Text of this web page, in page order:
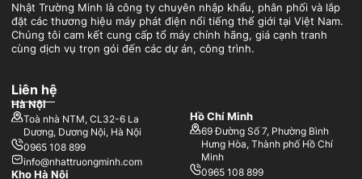
Nhật Trường Minh là công ty chuyên nhập khẩu, phân phối và lắp
đặt các thương hiệu máy phát điện nổi tiếng thế giới tại Việt Nam.
Chúng tôi cam kết cung cấp tổ máy chính hãng, giá cạnh tranh
cùng dịch vụ trọn gói đến các dự án, công trình.
Liên hệ
Hà Nội
Toà nhà NTM, CL32-6 La
Dương, Dương Nội, Hà Nội
0965 108 899
info@nhattruongminh.com
Kho Hà Nội
Hồ Chí Minh
69 Đường Số 7, Phường Bình
Hưng Hòa, Thành phố Hồ Chí
Minh
0965 108 899